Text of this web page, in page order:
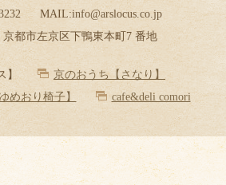
MAIL:info@arslocus.co.jp
都市左京区下鴨東本町7 番地
】
京のおうち【さなり】
めおり椅子】
cafe&deli comori